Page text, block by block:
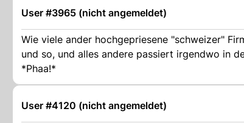
User #3965 (nicht angemeldet)
Wie viele ander hochgepriesene "schweizer"
und so, und alles andere passiert irgendwo in
*Phaa!*
User #4120 (nicht angemeldet)